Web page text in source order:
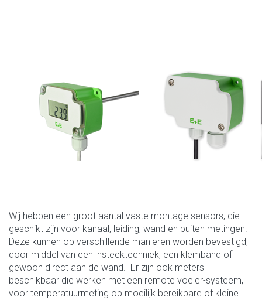
EE431 serie
insteek
temperatuur
opnemers
EE471 serie
Wij hebben een groot aantal vaste montage sensors, die
geschikt zijn voor kanaal, leiding, wand en buiten metingen.
Deze kunnen op verschillende manieren worden bevestigd,
door middel van een insteektechniek, een klemband of
gewoon direct aan de wand. Er zijn ook meters
beschikbaar die werken met een remote voeler-systeem,
voor temperatuurmeting op moeilijk bereikbare of kleine